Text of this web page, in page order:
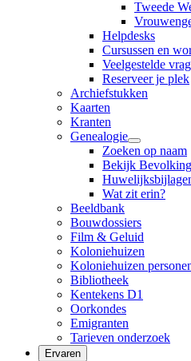
Tweede
Helpdesks
Cursussen en
Veelgestelde
Reserveer je plek
Archiefstukken
Kaarten
Kranten
Genealogie
Zoeken op naam
Bekijk
Wat zit erin?
Beeldbank
Bouwdossiers
Film & Geluid
Koloniehuizen
Koloniehuizen
Bibliotheek
Kentekens D1
Oorkondes
Emigranten
Tarieven onderzoek
Ervaren